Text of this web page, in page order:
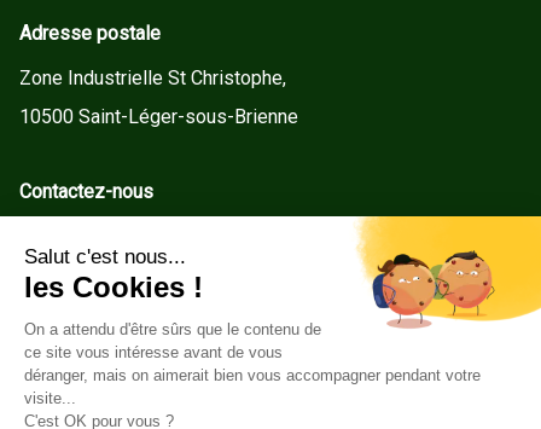
Adresse postale
Zone Industrielle St Christophe,
10500 Saint-Léger-sous-Brienne
Contactez-nous
Tel : +33(0)3 25 92 78 60
Service client
Conditions Générales de Vente